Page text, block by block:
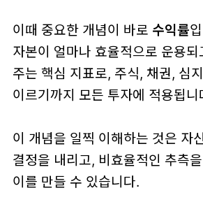
이때 중요한 개념이 바로 수익률
자본이 얼마나 효율적으로 운용되
주는 핵심 지표로, 주식, 채권, 심
이르기까지 모든 투자에 적용됩니
이 개념을 일찍 이해하는 것은 자
결정을 내리고, 비효율적인 추측
이를 만들 수 있습니다.